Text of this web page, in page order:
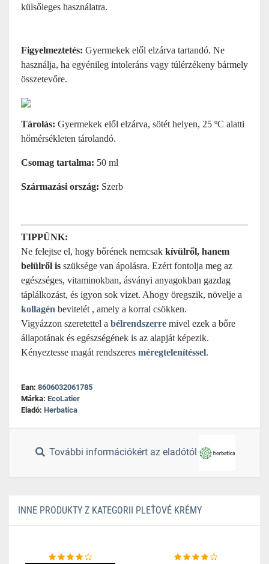
külsőleges használatra.
Figyelmeztetés: Gyermekek elől elzárva tartandó. Ne
használja, ha egyénileg intoleráns vagy túlérzékeny bármely
összetevőre.
Tárolás: Gyermekek elől elzárva, sötét helyen, 25 ºC alatti
hőmérsékleten tárolandó.
Csomag tartalma: 50 ml
Származási ország: Szerb
TIPPÜNK:
Ne felejtse el, hogy bőrének nemcsak kívülről, hanem
belülről is szüksége van ápolásra. Ezért fontolja meg az
egészséges, vitaminokban, ásványi anyagokban gazdag
táplálkozást, és igyon sok vizet. Ahogy öregszik, növelje a
kollagén bevitelét , amely a korral csökken.
Vigyázzon szeretettel a bélrendszerre mivel ezek a bőre
állapotának és egészségének is az alapját képezik.
Kényeztesse magát rendszeres méregtelenítéssel.
Ean: 8606032061785
Márka: EcoLatier
Eladó: Herbatica
További információkért az eladótól
INNE PRODUKTY Z KATEGORII PLEŤOVÉ KRÉMY